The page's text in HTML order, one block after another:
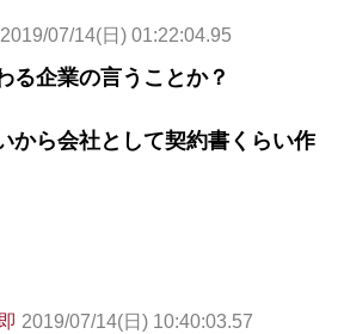
2019/07/14(日) 01:22:04.95
る企業の言うことか？
から会社として契約書くらい作
2019/07/14(日) 10:40:03.57